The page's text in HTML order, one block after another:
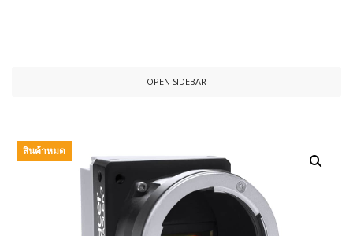
OPEN SIDEBAR
สินค้าหมด